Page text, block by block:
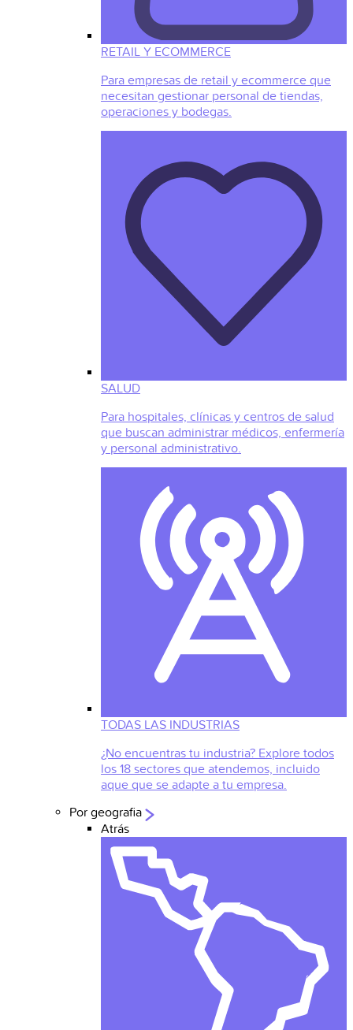
RETAIL Y ECOMMERCE
Para empresas de retail y ecommerce que
necesitan gestionar personal de tiendas,
operaciones y bodegas.
SALUD
Para hospitales, clínicas y centros de salud
que buscan administrar médicos, enfermería
y personal administrativo.
TODAS LAS INDUSTRIAS
¿No encuentras tu industria? Explore todos
los 18 sectores que atendemos, incluido
aque que se adapte a tu empresa.
Por geografia
Atrás